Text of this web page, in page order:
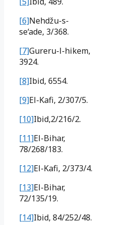
[6]Nehdžu-s-
se‘ade, 3/368.
[7]Gureru-l-hikem,
3924.
[8]Ibid, 6554.
[9]El-Kafi, 2/307/5.
[10]Ibid,2/216/2.
[11]El-Bihar,
78/268/183.
[12]El-Kafi, 2/373/4.
[13]El-Bihar,
72/135/19.
[14]Ibid, 84/252/48.